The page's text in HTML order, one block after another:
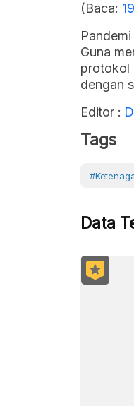
(Baca:
Guna
protokol
dengan
Editor :
Tags
Data